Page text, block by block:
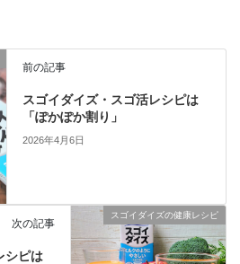
前の記事
スゴイダイズ・スゴ活レシピは
「ぽかぽか割り」
2026年4月6日
スゴイダイズの健康レシピ
次の記事
シピは